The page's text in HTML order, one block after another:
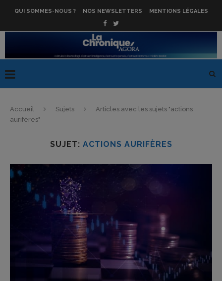
QUI SOMMES-NOUS ? NOS NEWSLETTERS MENTIONS LÉGALES
Accueil Sujets
Articles avec les sujets "actions
aurifères"
SUJET: ACTIONS AURIFÈRES